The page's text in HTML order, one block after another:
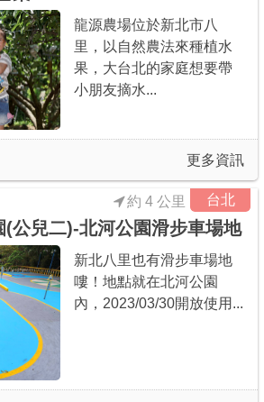
龍源農場位於新北市八
里，以自然農法來種植水
果，大台北的家庭想要帶
小朋友摘水...
更多資訊
台北
(公兒二)-北河公園滑步車場地
約 4 公里
新北八里也有滑步車場地
嘍！地點就在北河公園
內，2023/03/30開放使用...